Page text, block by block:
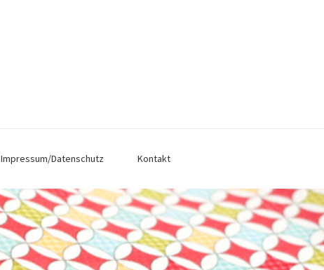
Impressum/Datenschutz Kontakt